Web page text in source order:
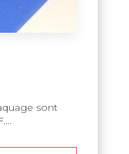
sont